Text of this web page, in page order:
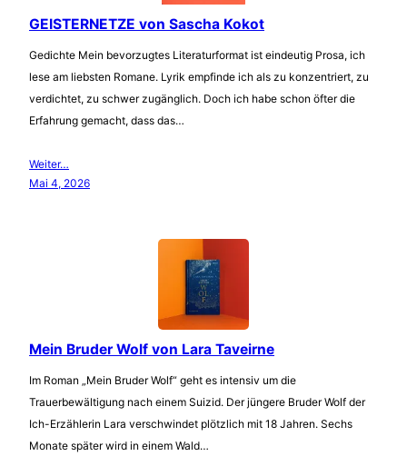
GEISTERNETZE von Sascha Kokot
Gedichte Mein bevorzugtes Literaturformat ist eindeutig Prosa, ich
lese am liebsten Romane. Lyrik empfinde ich als zu konzentriert, zu
verdichtet, zu schwer zugänglich. Doch ich habe schon öfter die
Erfahrung gemacht, dass das…
Weiter…
Mai 4, 2026
Mein Bruder Wolf von Lara Taveirne
Im Roman „Mein Bruder Wolf“ geht es intensiv um die
Trauerbewältigung nach einem Suizid. Der jüngere Bruder Wolf der
Ich-Erzählerin Lara verschwindet plötzlich mit 18 Jahren. Sechs
Monate später wird in einem Wald…